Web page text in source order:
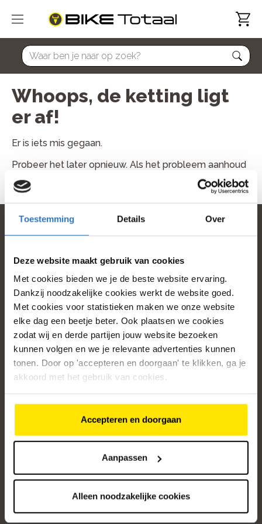
Toestemming Details Over
Deze website maakt gebruik van cookies
Met cookies bieden we je de beste website ervaring.
Dankzij noodzakelijke cookies werkt de website goed.
Met cookies voor statistieken maken we onze website
elke dag een beetje beter. Ook plaatsen we cookies
zodat wij en derde partijen jouw website bezoeken
kunnen volgen en we je relevante advertenties kunnen
tonen. Door op 'accepteren en doorgaan' te klikken, ga je
akkoord met het gebruik van cookies.
Accepteren en doorgaan
Aanpassen
Alleen noodzakelijke cookies
home
Whoops, de ketting ligt
er af!
Er is iets mis gegaan.
Probeer het later opnieuw. Als het probleem aanhoud
neem dan contact met ons op.
home
Populaire categorieën
Onze service
Klantenservice
Over ons
4.8 /5
Altijd op de hoogte van onze acties
Ontvang de beste aanbiedingen en persoonlijk advies.
Aanmelden